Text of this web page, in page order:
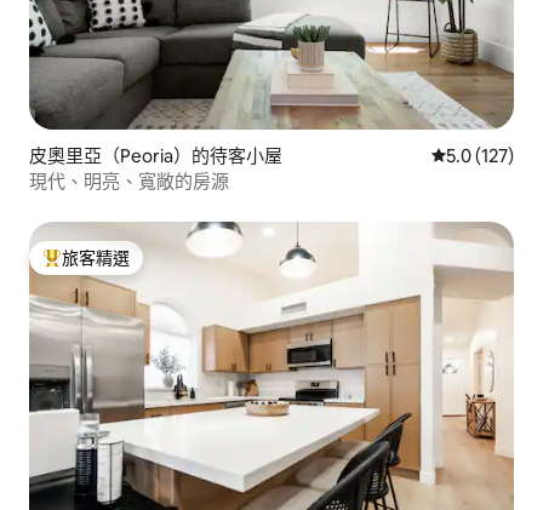
皮奧里亞（Peoria）的待客小屋 從 127 則評
5.0 (127)
現代、明亮、寬敞的房源
旅客精選榜首
旅客精選